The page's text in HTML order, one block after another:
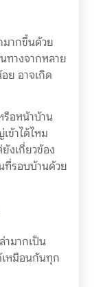
มากขึ้นด้วย
ทางจากหลาย
ย อาจเกิด
รือหน้าบ้าน
ข้าได้ไหม
งเกี่ยวข้อง
ที่รอบบ้านด้วย
ามากเป็น
เหมือนกันทุก